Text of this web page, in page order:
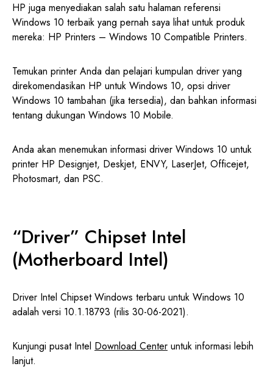
HP juga menyediakan salah satu halaman referensi
Windows 10 terbaik yang pernah saya lihat untuk produk
mereka: HP Printers – Windows 10 Compatible Printers.
Temukan printer Anda dan pelajari kumpulan driver yang
direkomendasikan HP untuk Windows 10, opsi driver
Windows 10 tambahan (jika tersedia), dan bahkan informasi
tentang dukungan Windows 10 Mobile.
Anda akan menemukan informasi driver Windows 10 untuk
printer HP Designjet, Deskjet, ENVY, LaserJet, Officejet,
Photosmart, dan PSC.
“Driver” Chipset Intel
(Motherboard Intel)
Driver Intel Chipset Windows terbaru untuk Windows 10
adalah versi 10.1.18793 (rilis 30-06-2021).
Kunjungi pusat Intel Download Center untuk informasi lebih
lanjut.